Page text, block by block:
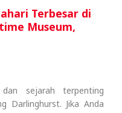
Terbesar di
Museum,
sejarah terpenting
Darlinghurst. Jika Anda